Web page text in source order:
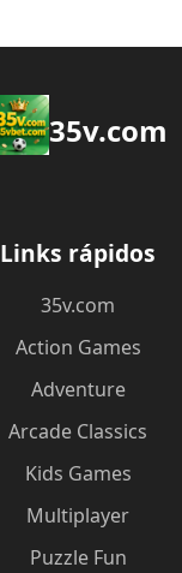
35v.com
Links rápidos
35v.com
Action Games
Adventure
Arcade Classics
Kids Games
Multiplayer
Puzzle Fun